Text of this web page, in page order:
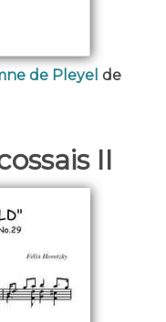
de Pleyel de
II